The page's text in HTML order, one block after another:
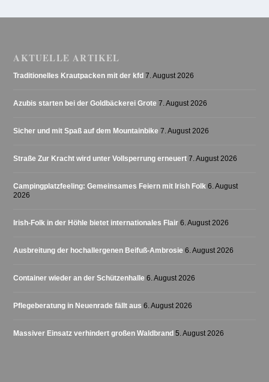
AKTUELLE ARTIKEL
Traditionelles Krautpacken mit der kfd 7. August 2026
Azubis starten bei der Goldbäckerei Grote 7. August 2026
Sicher und mit Spaß auf dem Mountainbike 7. August 2026
Straße Zur Kracht wird unter Vollsperrung erneuert 7. August 2026
Campingplatzfeeling: Gemeinsames Feiern mit Irish Folk 6. August
2026
Irish-Folk in der Höhle bietet internationales Flair 6. August 2026
Ausbreitung der hochallergenen Beifuß-Ambrosie 6. August 2026
Container wieder an der Schützenhalle 6. August 2026
Pflegeberatung in Neuenrade fällt aus 6. August 2026
Massiver Einsatz verhindert großen Waldbrand 5. August 2026